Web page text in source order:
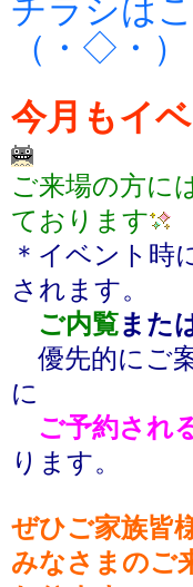
チラシは
（・◇・）
今月もイ
ご来場の方に
ております
＊イベント時
されます。
ご内覧また
優先的にご
に
ご予約され
ります。
ぜひご家族皆
みなさまのご